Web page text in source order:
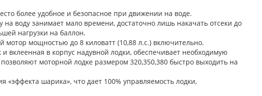
более удобное и безопасное при движении на воде.
воду занимает мало времени, достаточно лишь накачать отсеки до
нагрузки на баллон.
мощностью до 8 киловатт (10,88 л.с.) включительно.
в корпус надувной лодки, обеспечивает необходимую
моторной лодке размером 320,350,380 быстро выходить на
шарика», что дает 100% управляемость лодки,